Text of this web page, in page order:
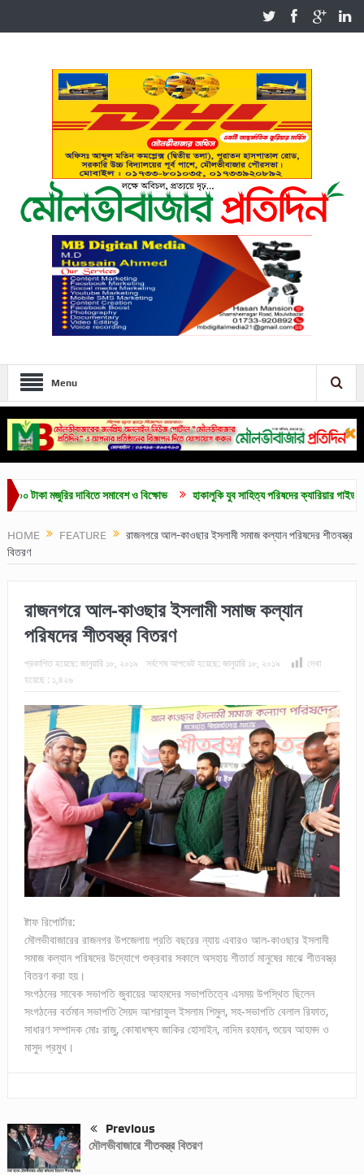
Menu
মজুরির দাবিতে সমাবেশ ও বিক্ষোভ হাকালুকি যুব সাহিত্য পরিষদের ক্যারিয়ার গাইডলাইন ও
HOME FEATURE
রাজনগরে আল-কাওছার ইসলামী সমাজ কল্যান পরিষদের শীতবস্ত্র
বিতরণ
রাজনগরে আল-কাওছার ইসলামী সমাজ কল্যান
পরিষদের শীতবস্ত্র বিতরণ
প্রকাশিত হয়েছে: জানুয়ারি ১৮, ২০১৯ সর্বশেষ আপডেট হয়েছে: জানুয়ারি ১৮, ২০১৯
দেখা
হয়েছে : ১,৪২৬
ষ্টাফ রিপোর্টার:
মৌলভীবাজারের রাজনগর উপজেলায় প্রতি বছরের ন্যায় এবারও আল-কাওছার ইসলামী
সমাজ কল্যান পরিষদের উদ্যোগে শুক্রবার সকালে অসহায় শীতার্ত মানুষের মাঝে শীতবস্ত্র
বিতরণ করা হয়।
সংগঠনের সাবেক সভাপতি জুবায়ের আহমদের সভাপতিত্বে এসময় উপস্থিত ছিলেন
সংগঠনের বর্তমান সভাপতি সৈয়দ আশরাফুল ইসলাম শিমুল, সহ-সভাপতি বেলাল রিফাত,
সাধারণ সম্পাদক মোঃ রাজু, কোষাধক্ষ্য জাকির হোসাইন, নাদিম রহমান, শুয়েব আহমদ ও
মাসুদ প্রমুখ।
Previous
মৌলভীবাজারে শীতবস্ত্র বিতরণ